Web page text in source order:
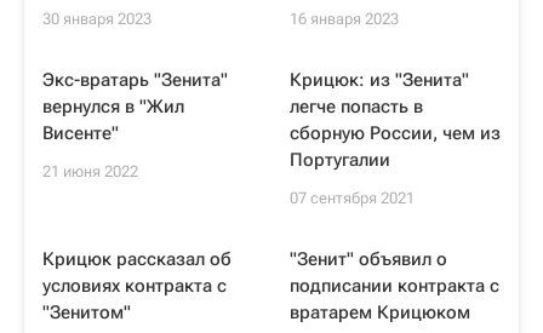
30 января 2023 16 января 2023
Экс-вратарь "Зенита"
вернулся в "Жил
Висенте"
21 июня 2022
Крицюк: из "Зенита"
легче попасть в
сборную России, чем из
Португалии
07 сентября 2021
Крицюк рассказал об
условиях контракта с
"Зенитом"
"Зенит" объявил о
подписании контракта с
вратарем Крицюком